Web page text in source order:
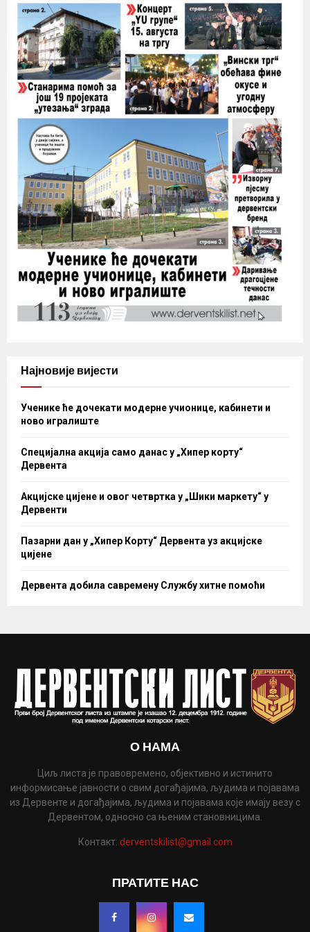
Најновије вијести
Ученике ће дочекати модерне учионице, кабинети и
ново игралиште
Специјална акција само данас у „Хипер корту“
Дервента
Акцијске цијене и овог четвртка у „Шики маркету“ у
Дервенти
Пазарни дан у „Хипер Корту“ Дервента уз акцијске
цијене
Дервента добила савремену Службу хитне помоћи
О НАМА
Циљ листа је правовремено, објективно и истинито
информисање јавности о свим догађајима, људима и појавама
из Дервенте и догађајима, људима и појавама које имају везу с
Дервентом, односно са њеним становницима.
Контакт: derventskilist@gmail.com
ПРАТИТЕ НАС